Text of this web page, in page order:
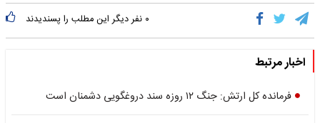
۰ نفر دیگر این مطلب را پسندیدند
اخبار مرتبط
فرمانده کل ارتش: جنگ ۱۲ روزه سند دروغگویی دشمنان است